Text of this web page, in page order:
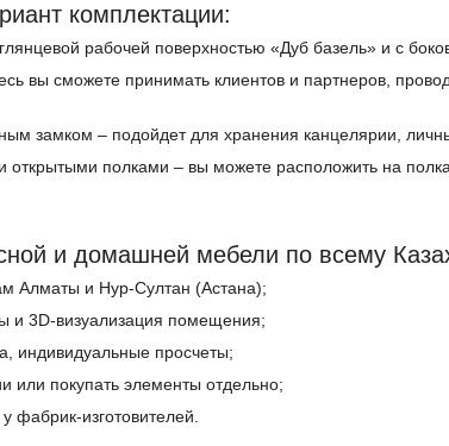
комплектации:
рабочей поверхностью «Дуб базель» и с
вы сможете принимать клиентов и партнеров,
замком – подойдет для хранения канцелярии,
полками – вы можете расположить на
и домашней мебели по всему
Алматы и Нур-Султан (Астана);
и 3D-визуализация помещения;
индивидуальные просчеты;
или покупать элементы отдельно;
фабрик-изготовителей.